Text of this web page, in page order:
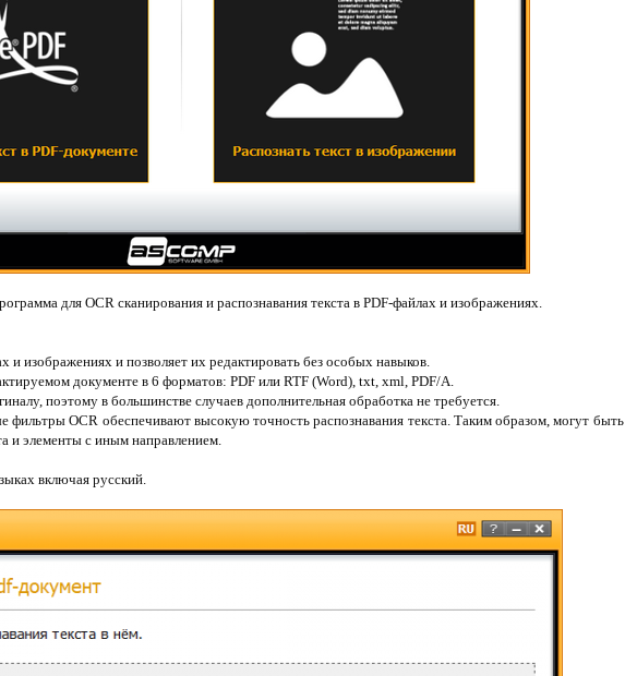
для OCR сканирования и распознавания текста в PDF-файлах и изображениях.
и изображениях и позволяет их редактировать без особых навыков.
документе в 6 форматов: PDF или RTF (Word), txt, xml, PDF/A.
поэтому в большинстве случаев дополнительная обработка не требуется.
фильтры OCR обеспечивают высокую точность распознавания текста. Таким образом, могут быть
и элементы с иным направлением.
включая русский.